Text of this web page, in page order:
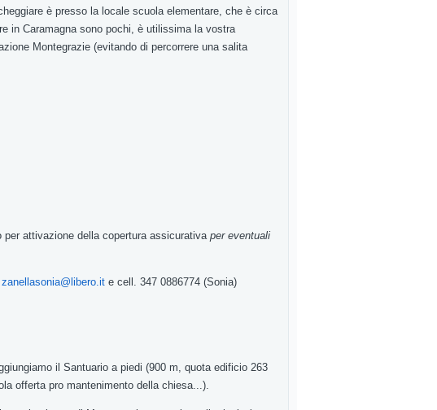
è presso la locale scuola elementare, che è circa
in Caramagna sono pochi, è utilissima la vostra
Montegrazie (evitando di percorrere una salita
per attivazione della copertura assicurativa per eventuali
zanellasonia@libero.it e cell . 347 0886774 (Sonia)
il Santuario a piedi (900 m, quota edificio 263
offerta pro mantenimento della chiesa...).